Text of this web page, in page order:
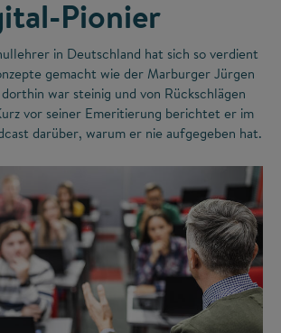
Pionier
in Deutschland hat sich so verdient
gemacht wie der Marburger Jürgen
war steinig und von Rückschlägen
vor seiner Emeritierung berichtet er im
darüber, warum er nie aufgegeben hat.